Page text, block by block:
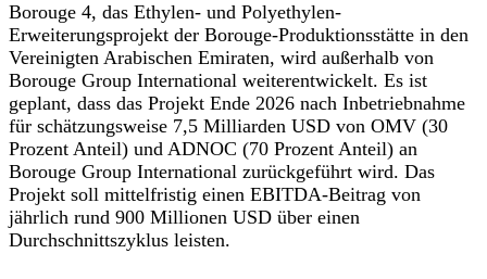
Borouge 4, das Ethylen- und Polyethylen-
Erweiterungsprojekt der Borouge-Produktionsstätte in den
Vereinigten Arabischen Emiraten, wird außerhalb von
Borouge Group International weiterentwickelt. Es ist
geplant, dass das Projekt Ende 2026 nach Inbetriebnahme
für schätzungsweise 7,5 Milliarden USD von OMV (30
Prozent Anteil) und ADNOC (70 Prozent Anteil) an
Borouge Group International zurückgeführt wird. Das
Projekt soll mittelfristig einen EBITDA-Beitrag von
jährlich rund 900 Millionen USD über einen
Durchschnittszyklus leisten.